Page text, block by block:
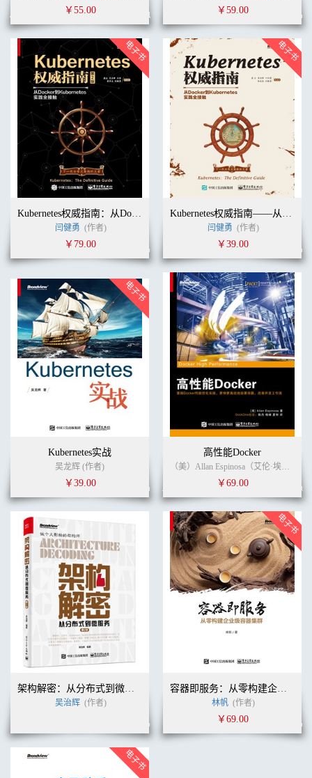
￥55.00 ￥59.00
Kubernetes权威指南：从Docker到Kubernetes实践全接触（第2版）
闫健勇 (作者)
￥79.00
Kubernetes权威指南——从Docker到Kubernetes实践全接触
闫健勇 (作者)
￥39.00
Kubernetes实战
吴龙辉 (作者)
￥39.00
高性能Docker
（美）Allan Espinosa（艾伦·埃斯皮诺萨） (作者)
￥69.00
架构解密：从分布式到微服务（第2版）
吴治辉 (作者)
容器即服务：从零构建企业级容器集群
林帆 (作者)
￥69.00